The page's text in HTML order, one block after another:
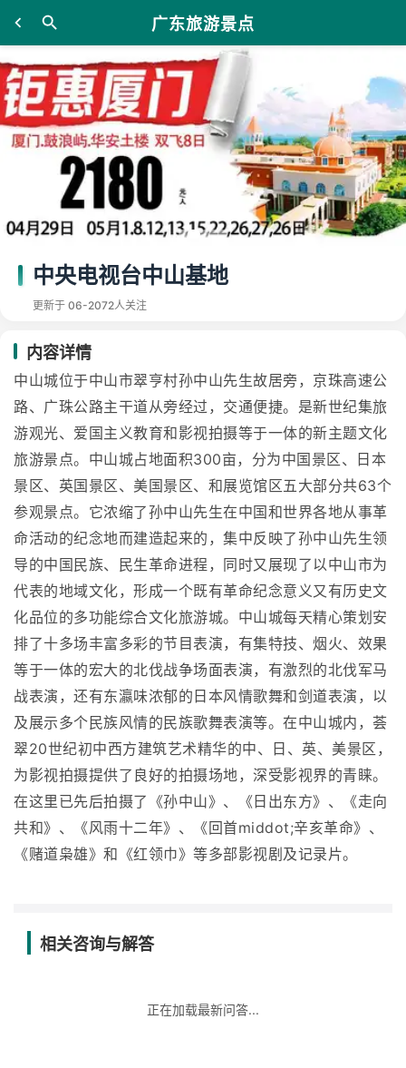
广东旅游景点
中央电视台中山基地
更新于 06-2072人关注
内容详情
中山城位于中山市翠亨村孙中山先生故居旁，京珠高速公
路、广珠公路主干道从旁经过，交通便捷。是新世纪集旅
游观光、爱国主义教育和影视拍摄等于一体的新主题文化
旅游景点。中山城占地面积300亩，分为中国景区、日本
景区、英国景区、美国景区、和展览馆区五大部分共63个
参观景点。它浓缩了孙中山先生在中国和世界各地从事革
命活动的纪念地而建造起来的，集中反映了孙中山先生领
导的中国民族、民生革命进程，同时又展现了以中山市为
代表的地域文化，形成一个既有革命纪念意义又有历史文
化品位的多功能综合文化旅游城。中山城每天精心策划安
排了十多场丰富多彩的节目表演，有集特技、烟火、效果
等于一体的宏大的北伐战争场面表演，有激烈的北伐军马
战表演，还有东瀛味浓郁的日本风情歌舞和剑道表演，以
及展示多个民族风情的民族歌舞表演等。在中山城内，荟
翠20世纪初中西方建筑艺术精华的中、日、英、美景区，
为影视拍摄提供了良好的拍摄场地，深受影视界的青睐。
在这里已先后拍摄了《孙中山》、《日出东方》、《走向
共和》、《风雨十二年》、《回首middot;辛亥革命》、
《赌道枭雄》和《红领巾》等多部影视剧及记录片。
相关咨询与解答
正在加载最新问答...